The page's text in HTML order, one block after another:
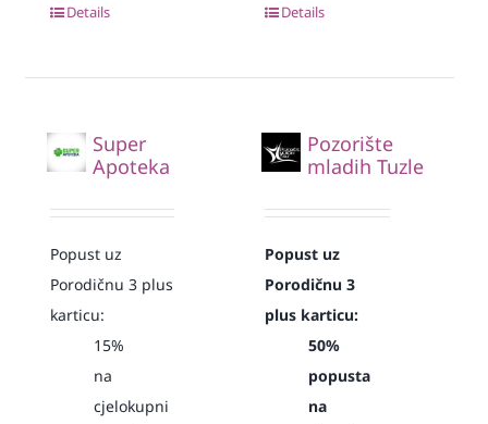
Details Details
Super
Apoteka
Popust uz
Porodičnu 3 plus
karticu:
15%
na
cjelokupni
Pozorište
mladih Tuzle
Popust uz
Porodičnu 3
plus karticu:
50%
popusta
na